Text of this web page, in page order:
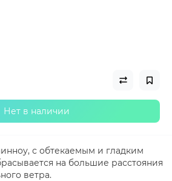
Нет в наличии
с обтекаемым и гладким
на большие расстояния
ветра.